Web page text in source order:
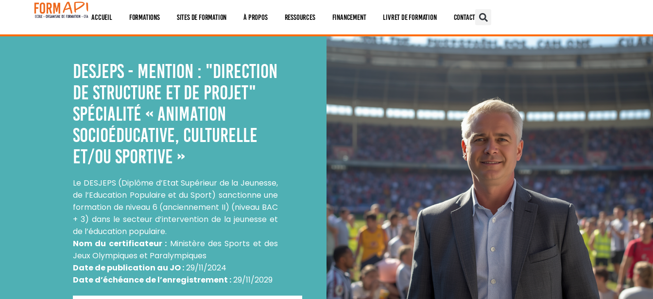
Accueil Formations Sites De Formation À Propos Ressources Financement Livret De Formation Contact
DESJEPS - Mention : "Direction
de structure et de projet"
Spécialité « animation
socioéducative, culturelle
et/ou sportive »
Le DESJEPS (Diplôme d’Etat Supérieur de la Jeunesse,
de l’Education Populaire et du Sport) sanctionne une
formation de niveau 6 (anciennement II) (niveau BAC
+ 3) dans le secteur d’intervention de la jeunesse et
de l’éducation populaire.
Nom du certificateur : Ministère des Sports et des
Jeux Olympiques et Paralympiques
Date de publication au JO :29/11/2024
Date d’échéance de l’enregistrement :29/11/2029
Panneau de gestion des cookies